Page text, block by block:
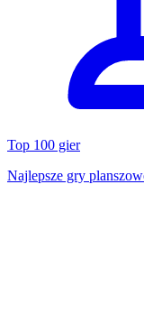
Top 100 gier
Najlepsze gry